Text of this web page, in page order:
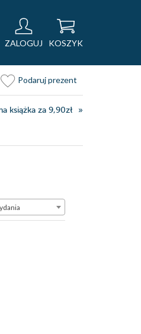
ZALOGUJ KOSZYK
Podaruj prezent
książka za 9,90zł